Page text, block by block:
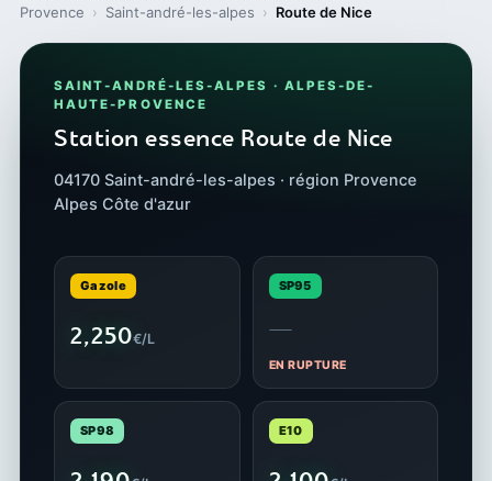
Provence › Saint-andré-les-alpes › Route de Nice
SAINT-ANDRÉ-LES-ALPES · ALPES-DE-
HAUTE-PROVENCE
Station essence Route de Nice
04170 Saint-andré-les-alpes · région Provence
Alpes Côte d'azur
Gazole
2,250€/L
SP95
—
EN RUPTURE
SP98 E10